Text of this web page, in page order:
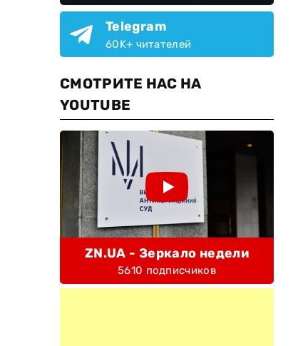
Telegram
60K+ читателей
СМОТРИТЕ НАС НА
YOUTUBE
ZN.UA - Зеркало недели
5610 подписчиков